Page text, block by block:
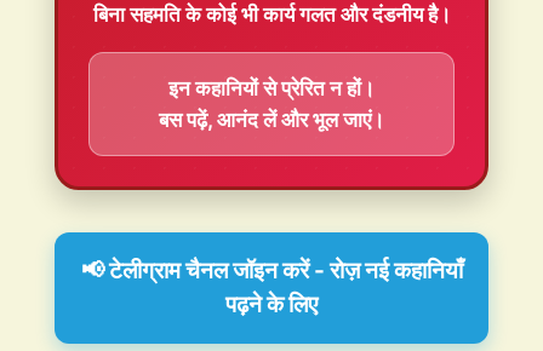
बिना सहमति के कोई भी कार्य गलत और दंडनीय है।
इन कहानियों से प्रेरित न हों।
बस पढ़ें, आनंद लें और भूल जाएं।
📢 टेलीग्राम चैनल जॉइन करें - रोज़ नई कहानियाँ
पढ़ने के लिए